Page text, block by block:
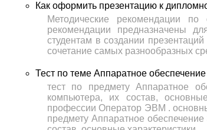
Как оформить презентацию к
Методические рекомендации
рекомендации предназначены
студентам в создании
сочетание самых разнообразных
Тест по теме Аппаратное
тест по предмету Аппаратное
компьютера, их состав,
профессии Оператор ЭВМ .
предмету Аппаратное